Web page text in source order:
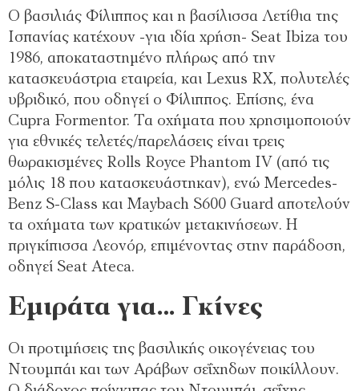
Ο βασιλιάς Φίλιππος και η βασίλισσα Λετίθια της
Ισπανίας κατέχουν -για ιδία χρήση- Seat Ibiza του
1986, αποκαταστημένο πλήρως από την
κατασκευάστρια εταιρεία, και Lexus RX, πολυτελές
υβριδικό, που οδηγεί ο Φίλιππος. Επίσης, ένα
Cupra Formentor. Τα οχήματα που χρησιμοποιούν
για εθνικές τελετές/παρελάσεις είναι τρεις
θωρακισμένες Rolls Royce Phantom IV (από τις
μόλις 18 που κατασκευάστηκαν), ενώ Mercedes-
Benz S-Class και Maybach S600 Guard αποτελούν
τα οχήματα των κρατικών μετακινήσεων. Η
πριγκίπισσα Λεονόρ, επιμένοντας στην παράδοση,
οδηγεί Seat Ateca.
Εμιράτα για… Γκίνες
Οι προτιμήσεις της βασιλικής οικογένειας του
Ντουμπάι και των Αράβων σεΐχηδων ποικίλλουν.